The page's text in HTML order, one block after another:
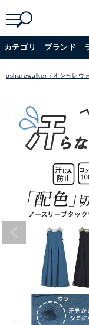
カテゴリ ブランド
osharewalker（オシャレウ